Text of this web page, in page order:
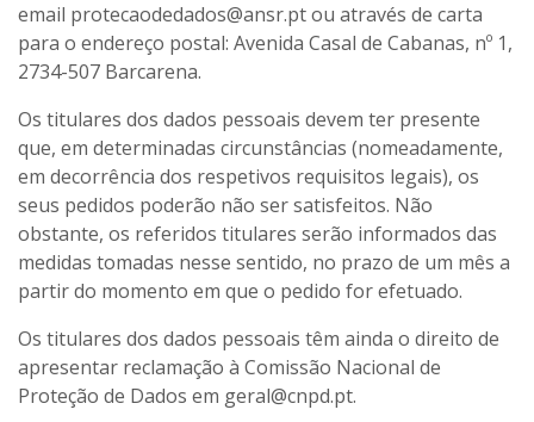
email protecaodedados@ansr.pt ou através de carta
para o endereço postal: Avenida Casal de Cabanas, nº 1,
2734-507 Barcarena.
Os titulares dos dados pessoais devem ter presente
que, em determinadas circunstâncias (nomeadamente,
em decorrência dos respetivos requisitos legais), os
seus pedidos poderão não ser satisfeitos. Não
obstante, os referidos titulares serão informados das
medidas tomadas nesse sentido, no prazo de um mês a
partir do momento em que o pedido for efetuado.
Os titulares dos dados pessoais têm ainda o direito de
apresentar reclamação à Comissão Nacional de
Proteção de Dados em geral@cnpd.pt.